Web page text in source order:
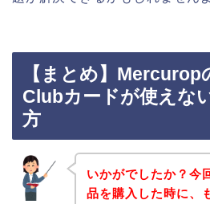
【まとめ】
Clubカードが使えな
方
いかがでしたか？
品を購入した時に